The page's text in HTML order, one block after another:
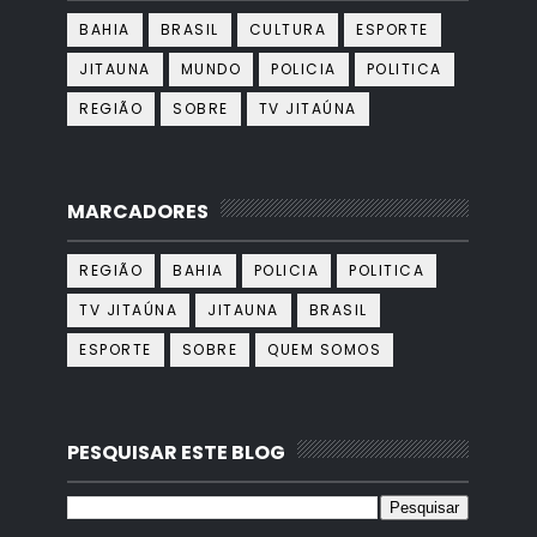
BAHIA BRASIL CULTURA
ESPORTE
JITAUNA
MUNDO POLICIA
POLITICA
REGIÃO
SOBRE TV JITAÚNA
MARCADORES
REGIÃO BAHIA POLICIA
POLITICA
TV JITAÚNA
JITAUNA
BRASIL
ESPORTE
SOBRE QUEM SOMOS
PESQUISAR ESTE BLOG